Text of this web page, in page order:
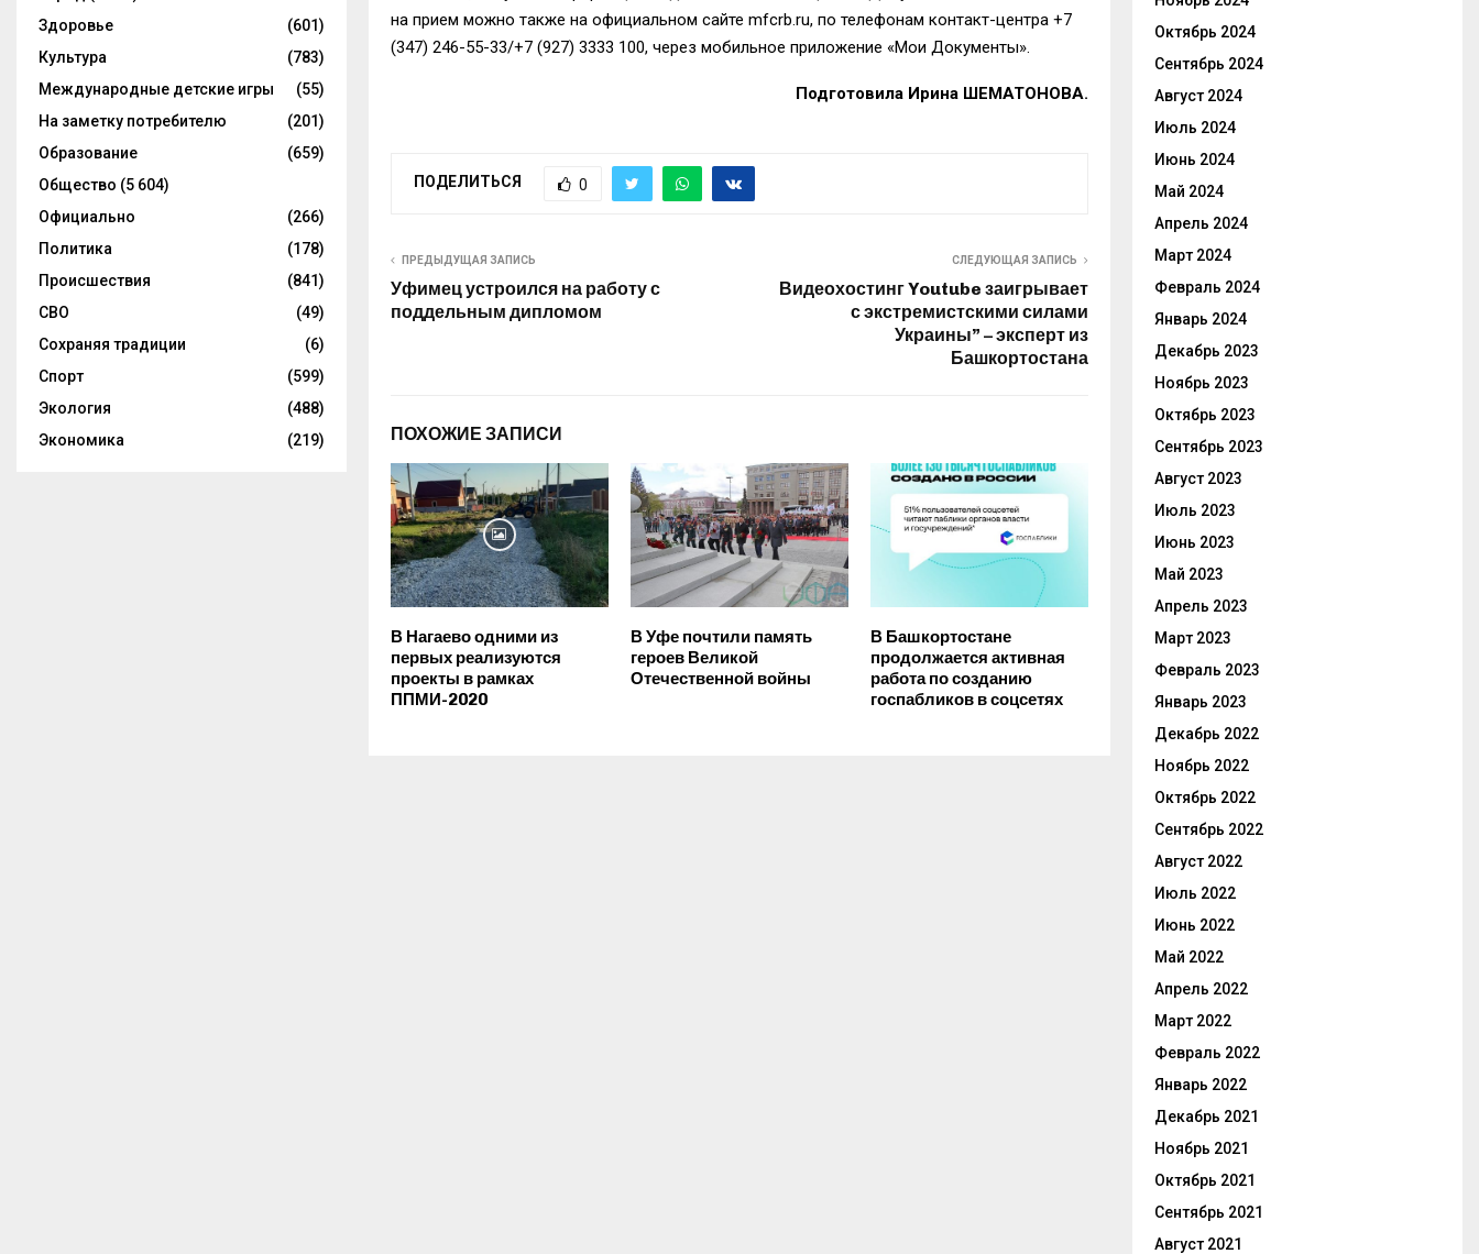
на прием можно также на официальном сайте mfcrb ru, по телефонам контакт-центра +7
(347) 246-55-33/+7 (927) 3333 100, через мобильное приложение «Мои Документы».
Подготовила Ирина ШЕМАТОНОВА.
ПОДЕЛИТЬСЯ 0
ПРЕДЫДУЩАЯ ЗАПИСЬ
Уфимец устроился на работу с
поддельным дипломом
СЛЕДУЮЩАЯ ЗАПИСЬ
Видеохостинг Youtube заигрывает
с экстремистскими силами
Украины” – эксперт из
Башкортостана
ПОХОЖИЕ ЗАПИСИ
В Нагаево одними из
первых реализуются
проекты в рамках
ППМИ-2020
В Уфе почтили память
героев Великой
Отечественной войны
В Башкортостане
продолжается активная
работа по созданию
госпабликов в соцсетях
Здоровье
(601)
Культура
(783)
Международные детские игры
(55)
На заметку потребителю
(201)
Образование
(659)
Общество (5 604)
Официально
(266)
Политика
(178)
Происшествия
(841)
СВО
(49)
Сохраняя традиции
(6)
Спорт
(599)
Экология
(488)
Экономика
(219)
Октябрь 2024
Сентябрь 2024
Август 2024
Июль 2024
Июнь 2024
Май 2024
Апрель 2024
Март 2024
Февраль 2024
Январь 2024
Декабрь 2023
Ноябрь 2023
Октябрь 2023
Сентябрь 2023
Август 2023
Июль 2023
Июнь 2023
Май 2023
Апрель 2023
Март 2023
Февраль 2023
Январь 2023
Декабрь 2022
Ноябрь 2022
Октябрь 2022
Сентябрь 2022
Август 2022
Июль 2022
Июнь 2022
Май 2022
Апрель 2022
Март 2022
Февраль 2022
Январь 2022
Декабрь 2021
Ноябрь 2021
Октябрь 2021
Сентябрь 2021
Август 2021